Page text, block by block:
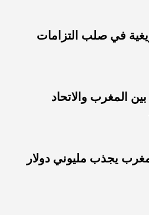
الأمازيغية في صلب التزامات
بين المغرب والاتحاد
يجذب مليوني دولار